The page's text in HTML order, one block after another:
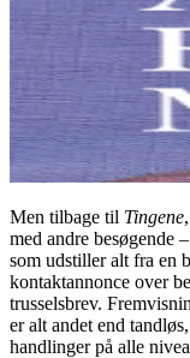
Men tilbage til Tingene
med andre besøgende
som udstiller alt fra en
kontaktannonce over
trusselsbrev.
er alt andet end
handlinger på alle